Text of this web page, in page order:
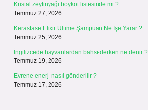
Kristal zeytinyağı boykot listesinde mi ?
Temmuz 27, 2026
Kerastase Elixir Ultime Şampuan Ne İşe Yarar ?
Temmuz 25, 2026
İngilizcede hayvanlardan bahsederken ne denir ?
Temmuz 19, 2026
Evrene enerji nasıl gönderilir ?
Temmuz 17, 2026